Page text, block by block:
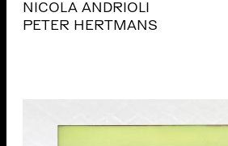
NICOLA ANDRIOLI
PETER HERTMANS